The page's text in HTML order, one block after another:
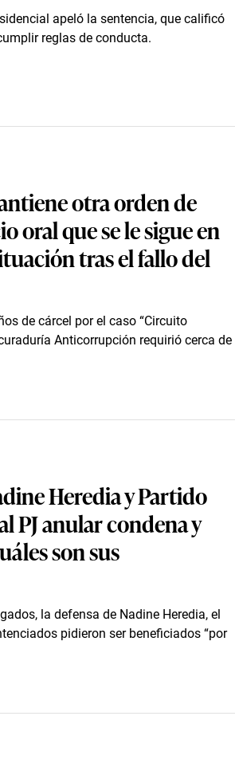
apeló la sentencia, que calificó
reglas de conducta.
otra orden de
oral que se le sigue en
tras el fallo del
de cárcel por el caso “Circuito
Anticorrupción requirió cerca de
Heredia y Partido
PJ anular condena y
son sus
la defensa de Nadine Heredia, el
pidieron ser beneficiados “por